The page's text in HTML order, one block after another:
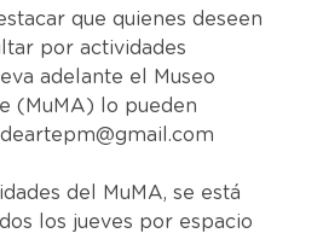
que quienes deseen
por actividades
adelante el Museo
(MuMA) lo pueden
del MuMA, se está
los jueves por espacio